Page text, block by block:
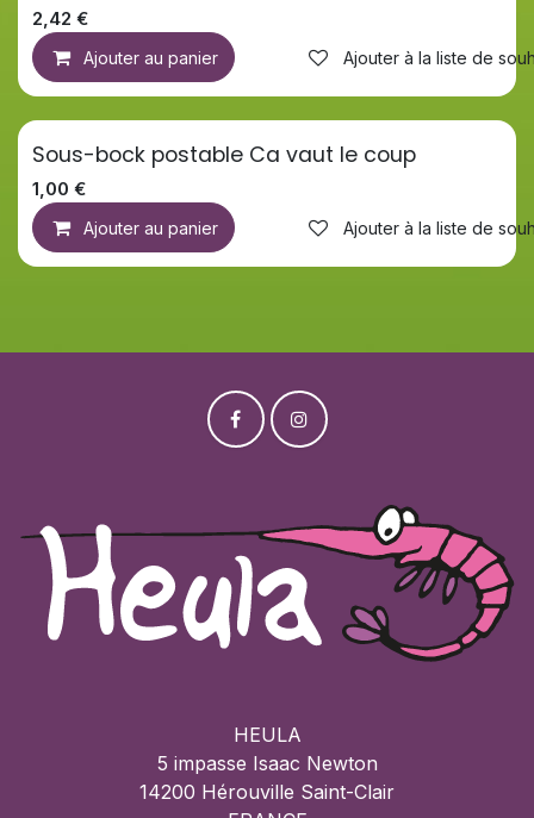
2,42 €
Ajouter au panier Ajouter à la liste de
Sous-bock postable Ca vaut le coup
1,00 €
Ajouter au panier Ajouter à la liste de
HEULA
5 impasse Isaac Newton
14200 Hérouville Saint-Clair